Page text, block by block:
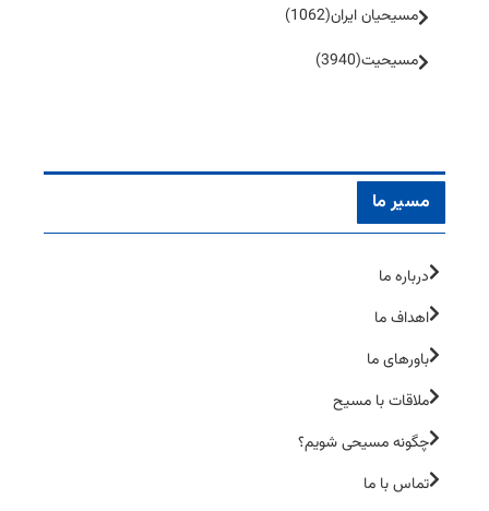
مسیحیان ایران(1062)
مسیحیت(3940)
مسیر ما
درباره ما
اهداف ما
باورهای ما
ملاقات با مسیح
چگونه مسیحی شویم؟
تماس با ما